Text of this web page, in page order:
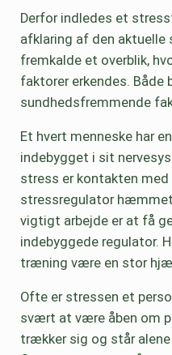
Derfor indledes et
afklaring af den
fremkalde et overblik,
faktorer erkendes.
sundhedsfremmende
Et hvert menneske har
indebygget i sit
stress er kontakten
stressregulator
vigtigt arbejde er at få
indebyggede regulator.
træning være en stor
Ofte er stressen et
svært at være åben om
trækker sig og står